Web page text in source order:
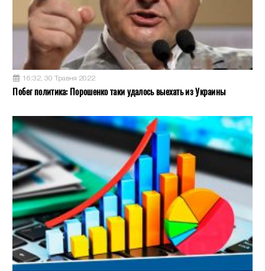
16:32, 30 Травня 2022
Побег политика: Порошенко таки удалось выехать из Украины